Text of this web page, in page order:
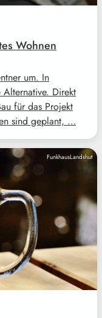
Wohnen
um. In
Direkt
für das Projekt
sind geplant, …
FunkhausLandshut